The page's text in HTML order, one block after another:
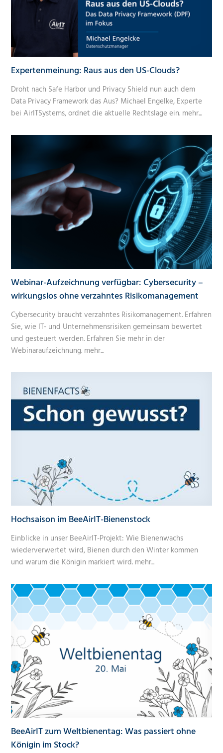
Expertenmeinung: Raus aus den US-Clouds?
Droht nach Safe Harbor und Privacy Shield nun auch dem
Data Privacy Framework das Aus? Michael Engelke, Experte
bei AirITSystems, ordnet die aktuelle Rechtslage ein. mehr...
Webinar-Aufzeichnung verfügbar: Cybersecurity –
wirkungslos ohne verzahntes Risikomanagement
Cybersecurity braucht verzahntes Risikomanagement. Erfahren
Sie, wie IT- und Unternehmensrisiken gemeinsam bewertet
und gesteuert werden. Erfahren Sie mehr in der
Webinaraufzeichnung. mehr...
Hochsaison im BeeAirIT-Bienenstock
Einblicke in unser BeeAirIT-Projekt: Wie Bienenwachs
wiederverwertet wird, Bienen durch den Winter kommen
und warum die Königin markiert wird. mehr...
BeeAirIT zum Weltbienentag: Was passiert ohne
Königin im Stock?